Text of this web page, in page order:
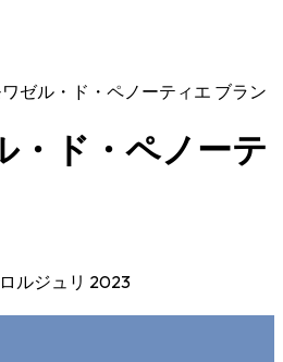
ゼル・ド・ペノーティエ ブラン
・ド・ペノーテ
ルジュリ 2023